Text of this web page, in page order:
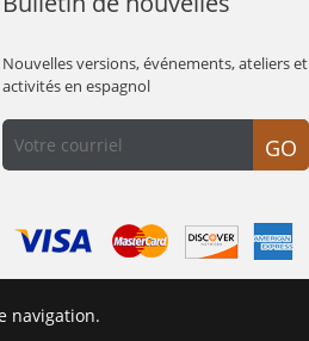
Nouvelles versions, événements, ateliers et
activités en espagnol
GO
navigation.